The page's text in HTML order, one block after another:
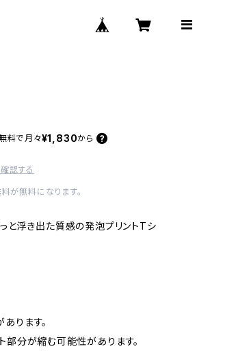
料で月々¥1,830から
認する
が無料になります。
と浮き出た質感の発泡プリントTシ
ります。
部分が縮む可能性があります。